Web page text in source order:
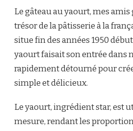
Le gâteau au yaourt, mes
trésor de la pâtisserie à la
situe fin des années 1950
yaourt faisait son entrée dans
rapidement détourné pour
simple et délicieux.
Le yaourt, ingrédient star, est
mesure, rendant les